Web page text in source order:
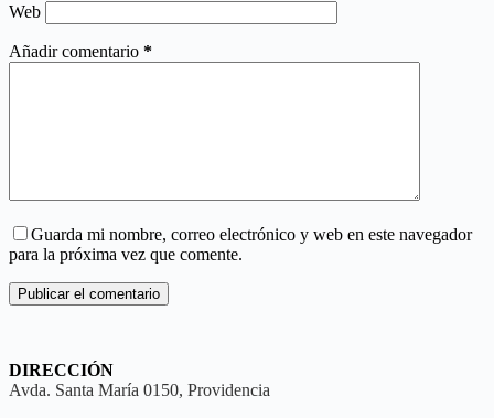
Web
Añadir comentario *
Guarda mi nombre, correo electrónico y web en este navegador
para la próxima vez que comente.
Publicar el comentario
DIRECCIÓN
Avda. Santa María 0150, Providencia